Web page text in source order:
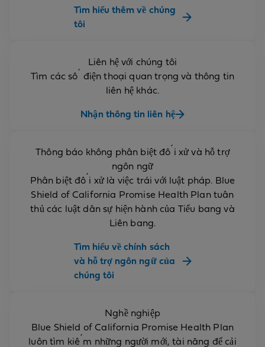
Tìm hiểu thêm về chúng
tôi
Liên hệ với chúng tôi
Tìm các số điện thoại quan trọng và thông tin
liên hệ khác.
Nhận thông tin liên hệ
Thông báo không phân biệt đối xử và hỗ trợ
ngôn ngữ
Phân biệt đối xử là việc trái với luật pháp. Blue
Shield of California Promise Health Plan tuân
thủ các luật dân sự hiện hành của Tiểu bang và
Liên bang.
Tìm hiểu về chính sách
và hỗ trợ ngôn ngữ của
chúng tôi
Nghề nghiệp
Blue Shield of California Promise Health Plan
luôn tìm kiếm những người mới, tài năng để cải